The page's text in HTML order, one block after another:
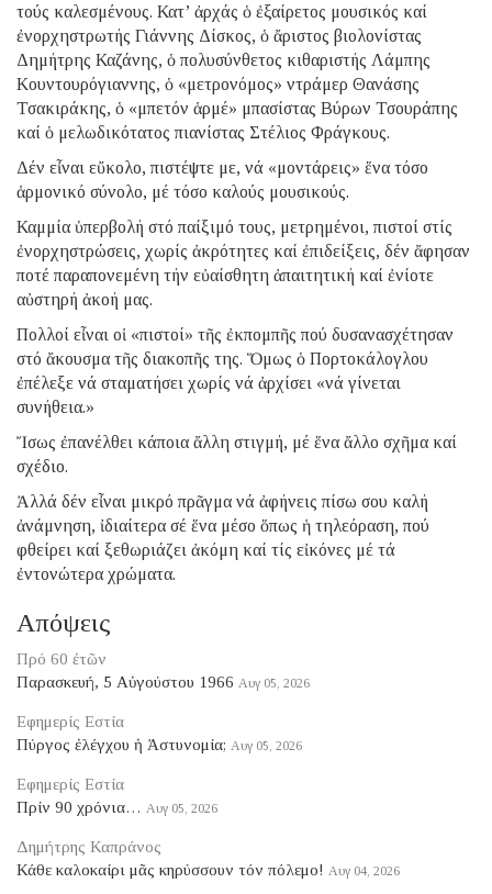
τούς καλεσμένους. Κατ’ ἀρχάς ὁ ἐξαίρετος μουσικός καί
ἐνορχηστρωτής Γιάννης Δίσκος, ὁ ἄριστος βιολονίστας
Δημήτρης Καζάνης, ὁ πολυσύνθετος κιθαριστής Λάμπης
Κουντουρόγιαννης, ὁ «μετρονόμος» ντράμερ Θανάσης
Τσακιράκης, ὁ «μπετόν ἁρμέ» μπασίστας Βύρων Τσουράπης
καί ὁ μελωδικότατος πιανίστας Στέλιος Φράγκους.
Δέν εἶναι εὔκολο, πιστέψτε με, νά «μοντάρεις» ἕνα τόσο
ἁρμονικό σύνολο, μέ τόσο καλούς μουσικούς.
Καμμία ὑπερβολή στό παίξιμό τους, μετρημένοι, πιστοί στίς
ἐνορχηστρώσεις, χωρίς ἀκρότητες καί ἐπιδείξεις, δέν ἄφησαν
ποτέ παραπονεμένη τήν εὐαίσθητη ἀπαιτητική καί ἐνίοτε
αὐστηρή ἀκοή μας.
Πολλοί εἶναι οἱ «πιστοί» τῆς ἐκπομπῆς πού δυσανασχέτησαν
στό ἄκουσμα τῆς διακοπῆς της. Ὅμως ὁ Πορτοκάλογλου
ἐπέλεξε νά σταματήσει χωρίς νά ἀρχίσει «νά γίνεται
συνήθεια.»
Ἴσως ἐπανέλθει κάποια ἄλλη στιγμή, μέ ἕνα ἄλλο σχῆμα καί
σχέδιο.
Ἀλλά δέν εἶναι μικρό πρᾶγμα νά ἀφήνεις πίσω σου καλή
ἀνάμνηση, ἰδιαίτερα σέ ἕνα μέσο ὅπως ἡ τηλεόραση, πού
φθείρει καί ξεθωριάζει ἀκόμη καί τίς εἰκόνες μέ τά
ἐντονώτερα χρώματα.
Απόψεις
Πρό 60 ἐτῶν
Παρασκευή, 5 Αὐγούστου 1966 Αυγ 05, 2026
Εφημερίς Εστία
Πύργος ἐλέγχου ἡ Ἀστυνομία; Αυγ 05, 2026
Εφημερίς Εστία
Πρίν 90 χρόνια… Αυγ 05, 2026
Δημήτρης Καπράνος
Κάθε καλοκαίρι μᾶς κηρύσσουν τόν πόλεμο! Αυγ 04, 2026